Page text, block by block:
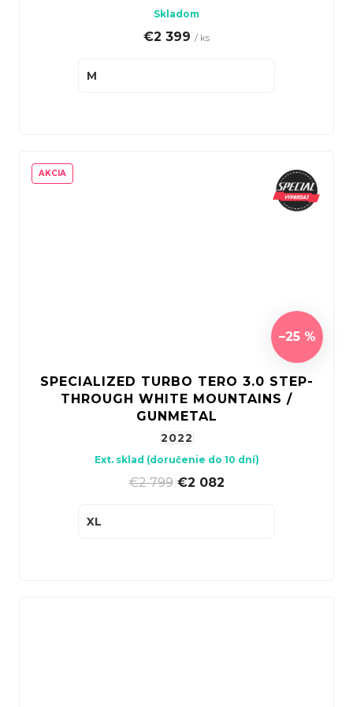
Skladom
€2 399 / ks
M
AKCIA
–25 %
SPECIALIZED TURBO TERO 3.0 STEP-
THROUGH WHITE MOUNTAINS /
GUNMETAL
2022
Ext. sklad (doručenie do 10 dní)
€2 799| €2 082
XL